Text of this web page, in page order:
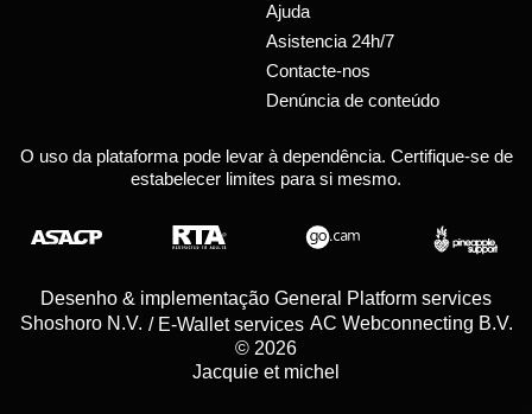
Ajuda
Asistencia 24h/7
Contacte-nos
Denúncia de conteúdo
O uso da plataforma pode levar à dependência. Certifique-se de
estabelecer limites para si mesmo.
Desenho & implementação General Platform services
/ E-Wallet services
© 2026
Jacquie et michel